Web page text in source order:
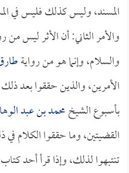
المسند، وليس كذلك فليس في
والأمر الثاني: أن الأثر ليس من
والسلام، وإنما هو من رواية
الأمرين، والذين حققوا بعد
بأسبوع الشيخمحمد بن عبد
القضيتين، وما حققوا الكلام
تنتبهوا لذلك، وإذا قرأ أحد